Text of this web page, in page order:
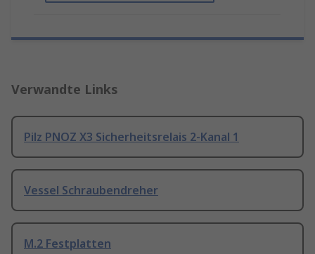
Verwandte Links
Pilz PNOZ X3 Sicherheitsrelais 2-Kanal 1
Vessel Schraubendreher
M.2 Festplatten